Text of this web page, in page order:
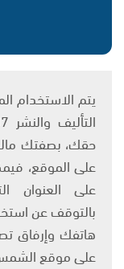
حقك، بصفتك
على الموقع،
بالتوقف عن
هاتفك وإرفاق
على موقع